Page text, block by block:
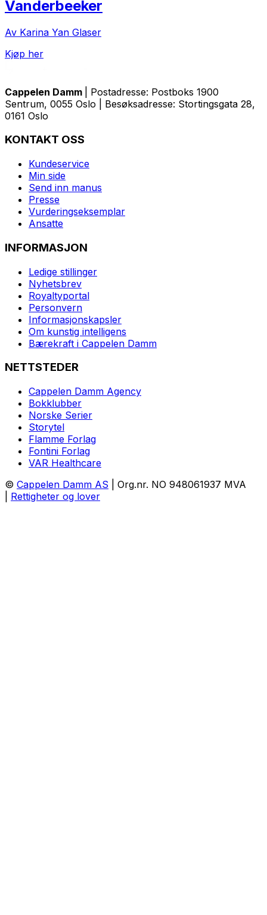
Vanderbeeker
Av Karina Yan Glaser
Kjøp her
Cappelen Damm
| Postadresse: Postboks 1900
Sentrum, 0055 Oslo | Besøksadresse: Stortingsgata 28,
0161 Oslo
KONTAKT OSS
Kundeservice
Min side
Send inn manus
Presse
Vurderingseksemplar
Ansatte
INFORMASJON
Ledige stillinger
Nyhetsbrev
Royaltyportal
Personvern
Informasjonskapsler
Om kunstig intelligens
Bærekraft i Cappelen Damm
NETTSTEDER
Cappelen Damm Agency
Bokklubber
Norske Serier
Storytel
Flamme Forlag
Fontini Forlag
VAR Healthcare
© Cappelen Damm AS | Org.nr. NO 948061937 MVA
Rettigheter og lover